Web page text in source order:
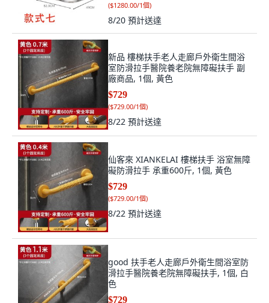
($1280.00/1個)
8/20 預計送達
新品 樓梯扶手老人走廊戶外衛生間浴
室防滑拉手醫院養老院無障礙扶手 副
廠商品, 1個, 黃色
$729
($729.00/1個)
8/22 預計送達
仙客來 XIANKELAI 樓梯扶手 浴室無障
礙防滑拉手 承重600斤, 1個, 黃色
$729
($729.00/1個)
8/22 預計送達
good 扶手老人走廊戶外衛生間浴室防
滑拉手醫院養老院無障礙扶手, 1個, 白
色
$729